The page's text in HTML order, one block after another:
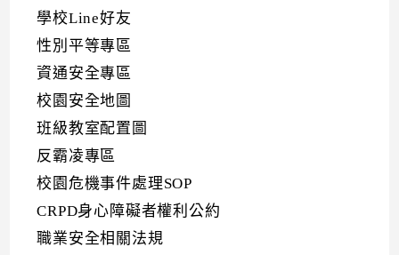
學校Line好友
性別平等專區
資通安全專區
校園安全地圖
班級教室配置圖
反霸凌專區
校園危機事件處理SOP
CRPD身心障礙者權利公約
職業安全相關法規